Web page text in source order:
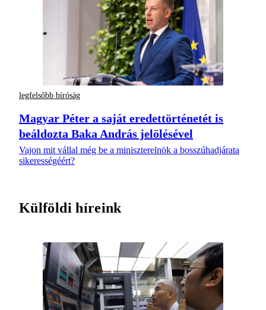
legfelsőbb bíróság
Magyar Péter a saját eredettörténetét is
beáldozta Baka András jelölésével
Vajon mit vállal még be a miniszterelnök a bosszúhadjárata
sikerességéért?
Külföldi híreink